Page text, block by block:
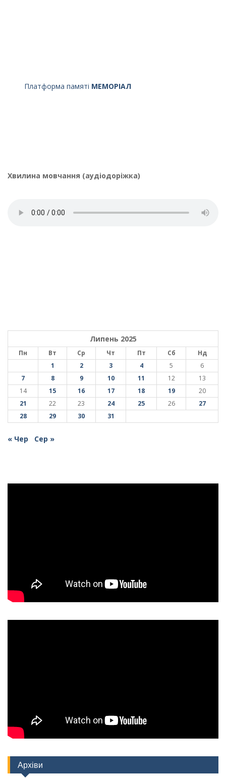
Платформа памяті МЕМОРІАЛ
Хвилина мовчання (аудіодоріжка)
Липень 2025
Пн Вт Ср Чт Пт Сб
Нд
1
2 3 4 5
6
7
8 9 10 11 12
13
14
15 16 17 18 19
20
21
22 23 24 25 26
27
28
29 30 31
« Чер Сер »
Архіви